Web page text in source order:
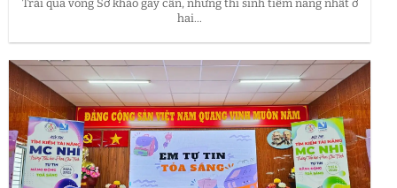
Trải qua vòng Sơ khảo gay cấn, những thí sinh tiềm năng nhất ở
hai...